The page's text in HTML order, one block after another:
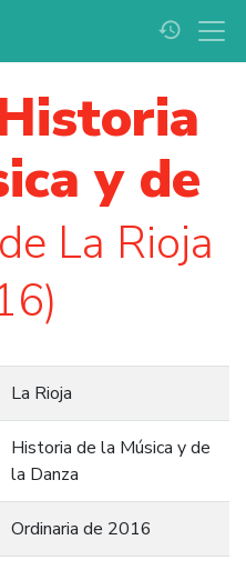
history
y de
de La Rioja
La Rioja
Historia de la Música y de
la Danza
Ordinaria de 2016